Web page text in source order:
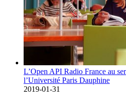
L’Open API Radio France au
l’Université Paris Dauphine
2019-01-31